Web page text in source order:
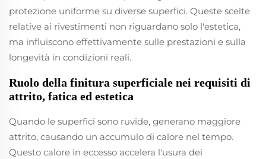
protezione uniforme su diverse superfici. Queste scelte
relative ai rivestimenti non riguardano solo l'estetica,
ma influiscono effettivamente sulle prestazioni e sulla
longevità in condizioni reali.
Ruolo della finitura superficiale nei requisiti di
attrito, fatica ed estetica
Quando le superfici sono ruvide, generano maggiore
attrito, causando un accumulo di calore nel tempo.
Questo calore in eccesso accelera l'usura dei